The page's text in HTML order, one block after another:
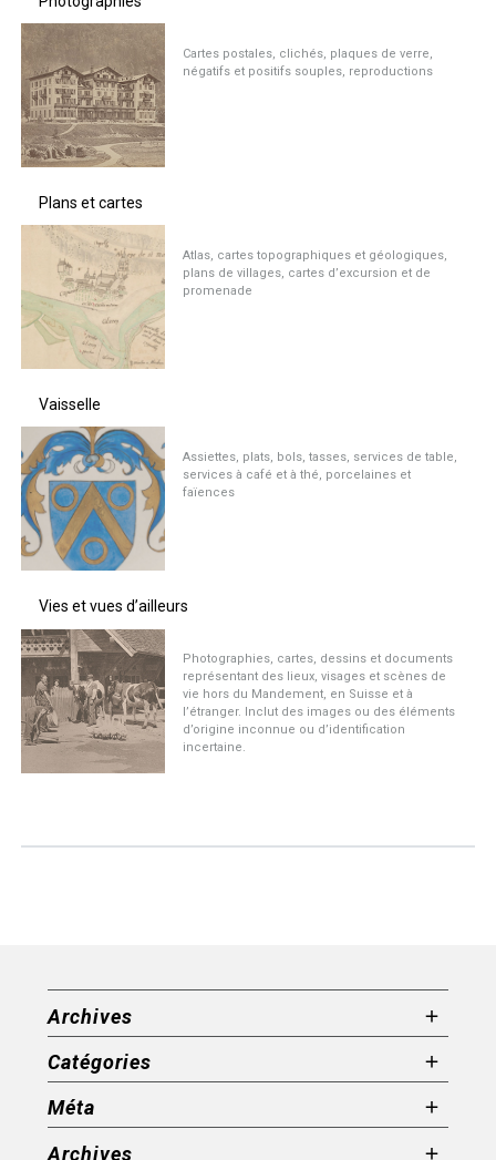
Cartes postales, clichés, plaques de verre,
négatifs et positifs souples, reproductions
Plans et cartes
Atlas, cartes topographiques et géologiques,
plans de villages, cartes d’excursion et de
promenade
Vaisselle
Assiettes, plats, bols, tasses, services de table,
services à café et à thé, porcelaines et
faïences
Vies et vues d’ailleurs
Photographies, cartes, dessins et documents
représentant des lieux, visages et scènes de
vie hors du Mandement, en Suisse et à
l’étranger. Inclut des images ou des éléments
d’origine inconnue ou d’identification
incertaine.
Archives
Catégories
Méta
Archives